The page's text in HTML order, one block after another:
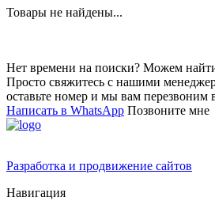
Товары не найдены...
Нет времени на поиски? Можем
Просто свяжитесь с нашими
оставьте номер и мы вам перезвоним
Написать в WhatsApp Позвоните мне
Разработка и продвижение сайтов
Навигация